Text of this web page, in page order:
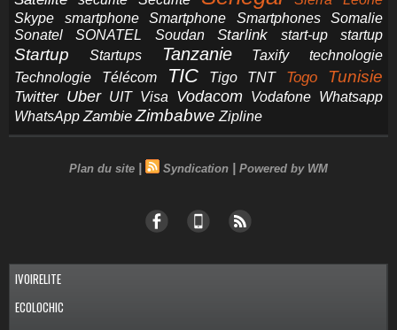
Skype
smartphone Smartphone Smartphones
Somalie
Sonatel
SONATEL Soudan Starlink start-up startup
Startup Startups Tanzanie Taxify
technologie
Technologie
Télécom TIC Tigo TNT Togo Tunisie
Twitter Uber UIT Visa Vodacom Vodafone Whatsapp
WhatsApp Zambie Zimbabwe Zipline
Plan du site | Syndication | Powered by WM
IVOIRELITE
ECOLOCHIC